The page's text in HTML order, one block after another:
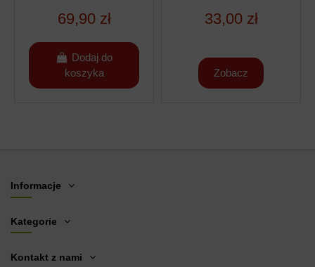
69,90 zł
Dodaj do
koszyka
33,00 zł
Zobacz
Informacje
Kategorie
Kontakt z nami